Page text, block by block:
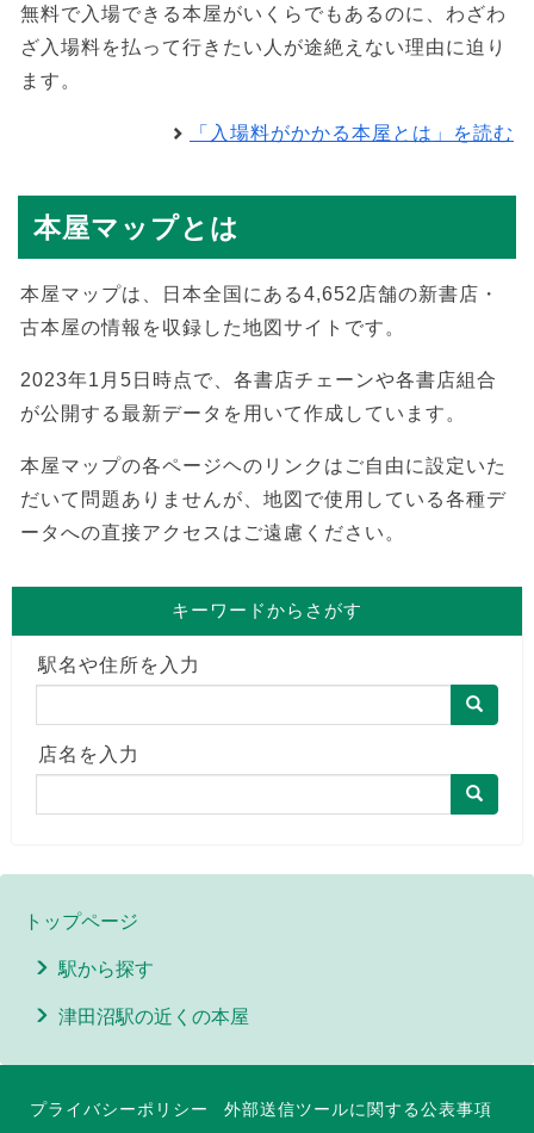
無料で入場できる本屋がいくらでもあるのに、わざわ
ざ入場料を払って行きたい人が途絶えない理由に迫り
ます。
「入場料がかかる本屋とは」を読む
本屋マップとは
本屋マップは、日本全国にある4,652店舗の新書店・
古本屋の情報を収録した地図サイトです。
2023年1月5日時点で、各書店チェーンや各書店組合
が公開する最新データを用いて作成しています。
本屋マップの各ページヘのリンクはご自由に設定いた
だいて問題ありませんが、地図で使用している各種デ
ータへの直接アクセスはご遠慮ください。
キーワードからさがす
駅名や住所を入力
店名を入力
トップページ
駅から探す
津田沼駅の近くの本屋
プライバシーポリシー 外部送信ツールに関する公表事項